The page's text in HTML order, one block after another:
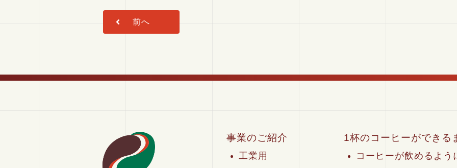
前へ
事業のご紹介
工業用
1杯のコーヒーができる
コーヒーが飲めるよう